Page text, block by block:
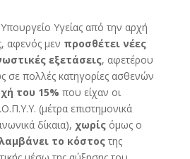
Υγείας από την αρχή
αφενός μεν προσθέτει νέες
εξετάσεις, αφετέρου
σε πολλές κατηγορίες ασθενών
του 15% που είχαν οι
(μέτρα επιστημονικά
δίκαια), χωρίςόμως ο
το κόστοςτης